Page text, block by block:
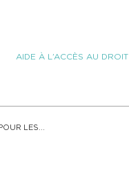
AIDE À L’ACCÈS AU DROIT
LES...